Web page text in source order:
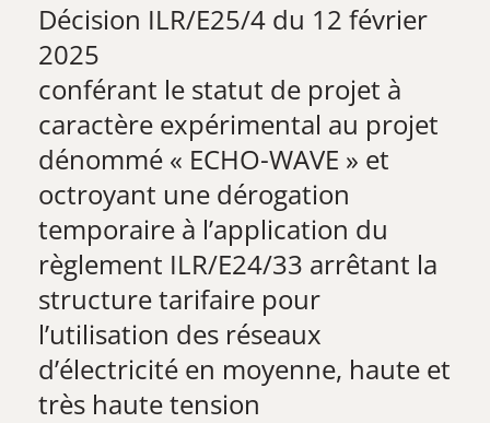
Décision ILR/E25/4 du 12 février
2025
conférant le statut de projet à
caractère expérimental au projet
dénommé « ECHO-WAVE » et
octroyant une dérogation
temporaire à l’application du
règlement ILR/E24/33 arrêtant la
structure tarifaire pour
l’utilisation des réseaux
d’électricité en moyenne, haute et
très haute tension